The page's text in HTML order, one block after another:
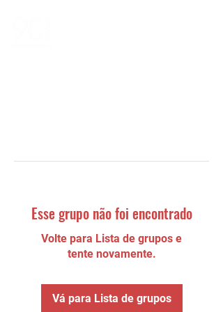
Esse grupo não foi encontrado
Volte para Lista de grupos e
tente novamente.
Vá para Lista de grupos